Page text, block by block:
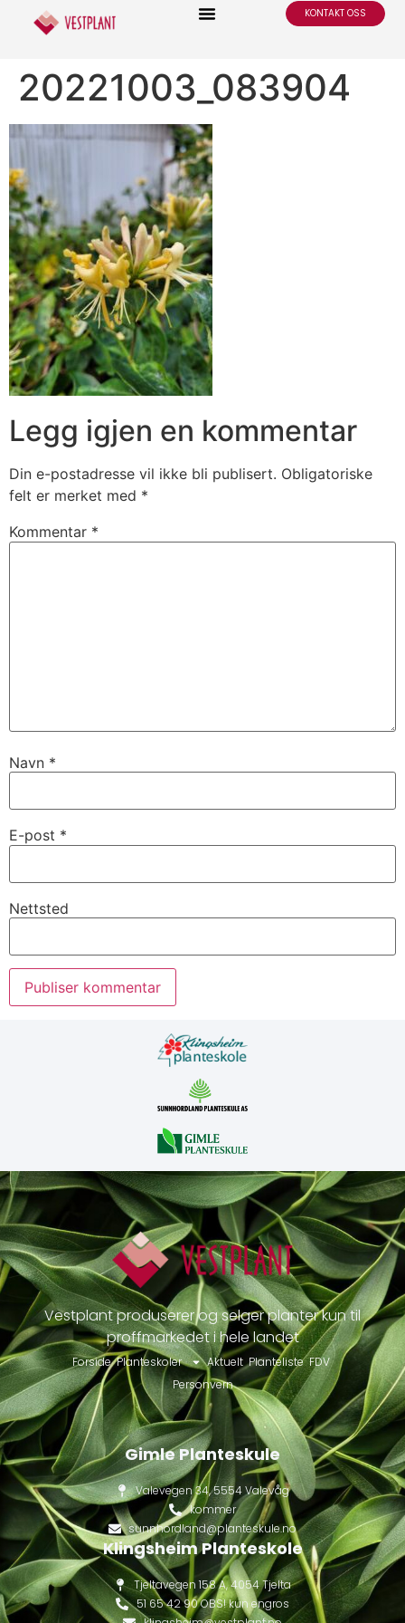
KONTAKT OSS
20221003_083904
Legg igjen en kommentar
Din e-postadresse vil ikke bli publisert. Obligatoriske
felt er merket med *
Kommentar *
Navn *
E-post *
Nettsted
Vestplant produserer og selger planter kun til
proffmarkedet i hele landet
Forside Planteskoler Aktuelt Planteliste FDV
Personvern
Gimle Planteskule
Valevegen 34, 5554 Valevåg
kommer
sunnhordland@planteskule.no
Klingsheim Planteskole
Tjeltavegen 158 A, 4054 Tjelta
51 65 42 90 OBS! kun engros